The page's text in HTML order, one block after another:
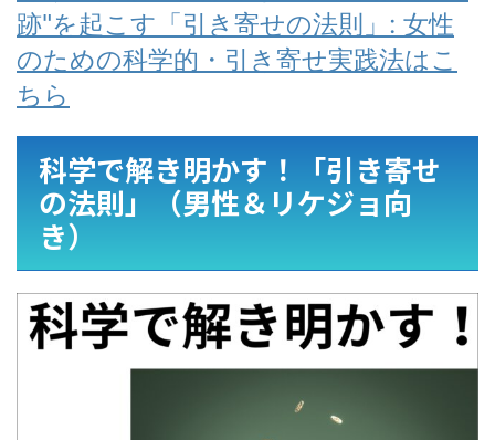
跡"を起こす「引き寄せの法則」: 女性
のための科学的・引き寄せ実践法はこ
ちら
科学で解き明かす！「引き寄せ
の法則」（男性＆リケジョ向
き）